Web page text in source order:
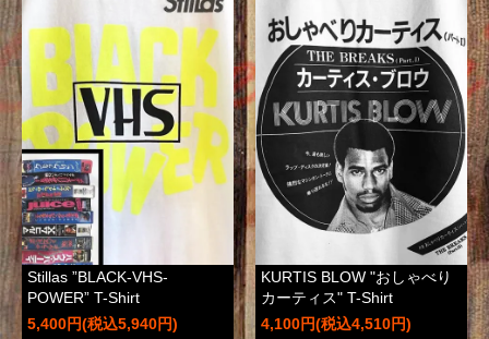
Stillas ”BLACK-VHS-
POWER” T-Shirt
5,400円(税込5,940円)
KURTIS BLOW "おしゃべり
カーティス" T-Shirt
4,100円(税込4,510円)